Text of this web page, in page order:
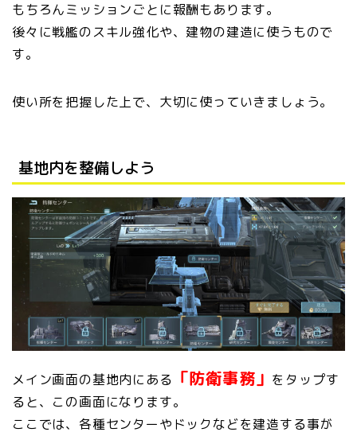
もちろんミッションごとに報酬もあります。
後々に戦艦のスキル強化や、建物の建造に使うもので
す。
使い所を把握した上で、大切に使っていきましょう。
基地内を整備しよう
メイン画面の基地内にある 「防衛事務」 をタップす
ると、この画面になります。
ここでは、各種センターやドックなどを建造する事が